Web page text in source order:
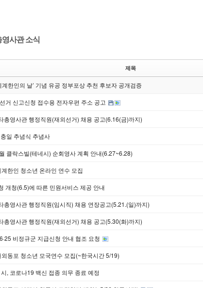
사관 소식
제목
계한인의 날’ 기념 유공 정부포상 추천 후보자 공개검증
거 신고신청 접수용 전자우편 주소 공고
총영사관 행정직원(재외선거) 채용 공고(6.16(금)까지)
일 추념식 추념사
클락스빌(테네시) 순회영사 계획 안내(6.27~6.28)
한인 청소년 온라인 연수 모집
개청(6.5)에 따른 민원서비스 제공 안내
총영사관 행정직원(임시직) 채용 연장공고(5.21.(일)까지)
총영사관 행정직원(재외선거) 채용 공고(5.30(화)까지)
비정규군 지급신청 안내 협조 요청
동포 청소년 모국연수 모집(~한국시간 5/19)
, 코로나19 백신 접종 의무 종료 예정